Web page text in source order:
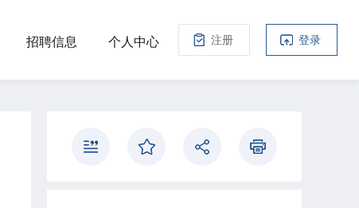
注册 登录
招聘信息 个人中心